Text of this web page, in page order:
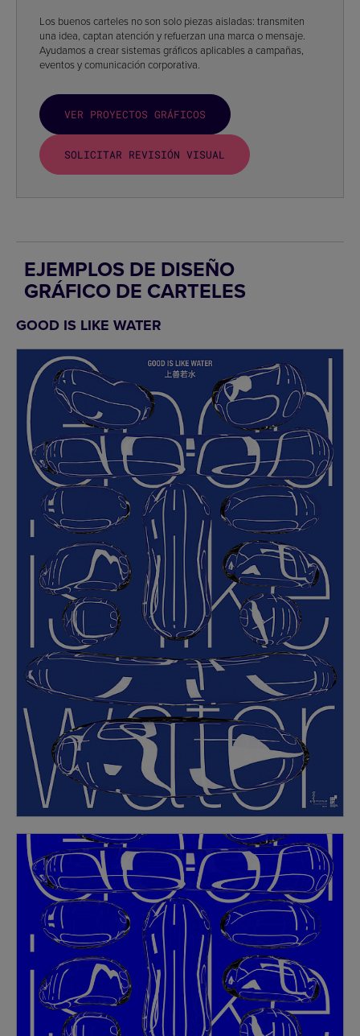
Los buenos carteles no son solo piezas aisladas: transmiten
una idea, captan atención y refuerzan una marca o mensaje.
Ayudamos a crear sistemas gráficos aplicables a campañas,
eventos y comunicación corporativa.
VER PROYECTOS GRÁFICOS
SOLICITAR REVISIÓN VISUAL
EJEMPLOS DE DISEÑO
GRÁFICO DE CARTELES
GOOD IS LIKE WATER